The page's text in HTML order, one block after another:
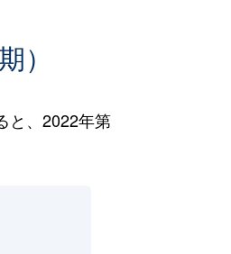
）
と、2022年第